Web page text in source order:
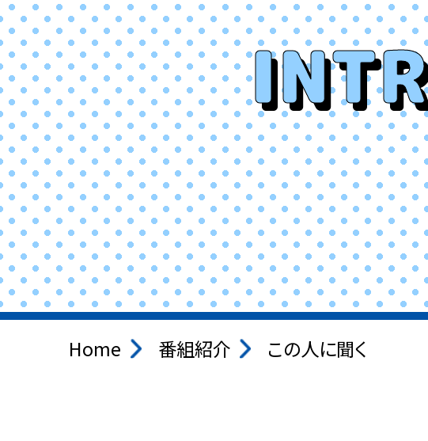
Home 番組紹介 この人に聞く